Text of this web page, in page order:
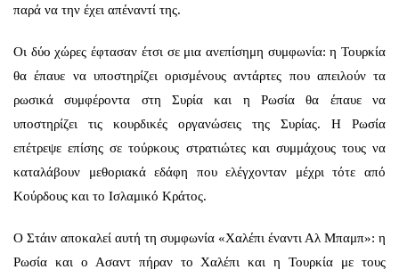
παρά να την έχει απέναντί της.
Οι δύο χώρες έφτασαν έτσι σε μια ανεπίσημη συμφωνία: η Τουρκία
θα έπαυε να υποστηρίζει ορισμένους αντάρτες που απειλούν τα
ρωσικά συμφέροντα στη Συρία και η Ρωσία θα έπαυε να
υποστηρίζει τις κουρδικές οργανώσεις της Συρίας. Η Ρωσία
επέτρεψε επίσης σε τούρκους στρατιώτες και συμμάχους τους να
καταλάβουν μεθοριακά εδάφη που ελέγχονταν μέχρι τότε από
Κούρδους και το Ισλαμικό Κράτος.
Ο Στάιν αποκαλεί αυτή τη συμφωνία «Χαλέπι έναντι Αλ Μπαμπ»: η
Ρωσία και ο Ασαντ πήραν το Χαλέπι και η Τουρκία με τους